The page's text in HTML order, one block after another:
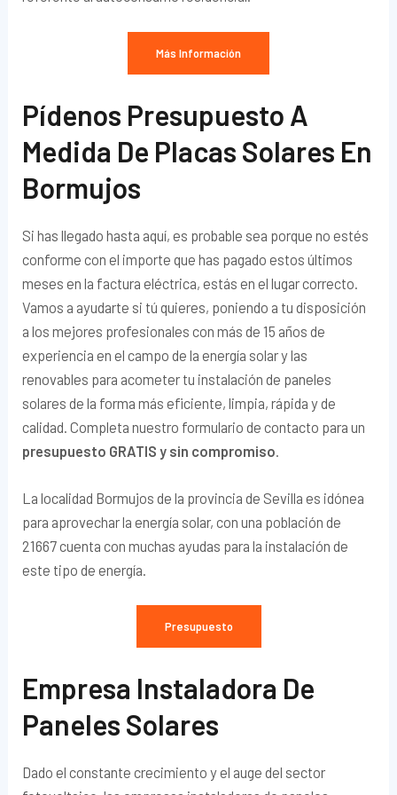
Más Información
Pídenos Presupuesto A
Medida De Placas Solares En
Bormujos
Si has llegado hasta aquí, es probable sea porque no estés
conforme con el importe que has pagado estos últimos
meses en la factura eléctrica, estás en el lugar correcto.
Vamos a ayudarte si tú quieres, poniendo a tu disposición
a los mejores profesionales con más de 15 años de
experiencia en el campo de la energía solar y las
renovables para acometer tu instalación de paneles
solares de la forma más eficiente, limpia, rápida y de
calidad. Completa nuestro formulario de contacto para un
presupuesto GRATIS y sin compromiso
La localidad Bormujos de la provincia de Sevilla es idónea
para aprovechar la energía solar, con una población de
21667 cuenta con muchas ayudas para la instalación de
este tipo de energía.
Presupuesto
Empresa Instaladora De
Paneles Solares
Dado el constante crecimiento y el auge del sector